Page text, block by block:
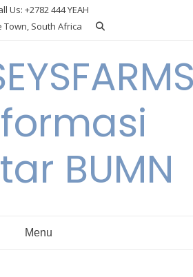
Us: +2782 444 YEAH
Town, South Africa
BUMN
Menu